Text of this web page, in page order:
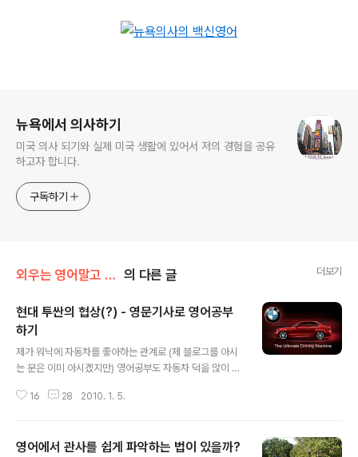
뉴욕에서 의사하기
미국 의사 되기와 실제 미국 생활에 있어서 저의 경험을 공유
하고자 합니다.
구독하기
외우는 영어말고 이해하는 영어 의 다른 글 더보기
현대 투싼의 협상(?) - 영문기사로 영어공부
하기
제가 워낙에 자동차를 좋아하는 관계로 (제 블로그를 아시
는 분은 이미 아시겠지만) 영어공부도 자동차 덕을 많이 보
아래와 같은데요. (역시 제 책을 열심히 읽었던 분께는 동어
된 것으로 반복해서 듣기 2. 많이 말하기 ; 말도 안되는 아
16 28 2010. 1. 5.
영어에서 관사를 쉽게 파악하는 법이 있을까?